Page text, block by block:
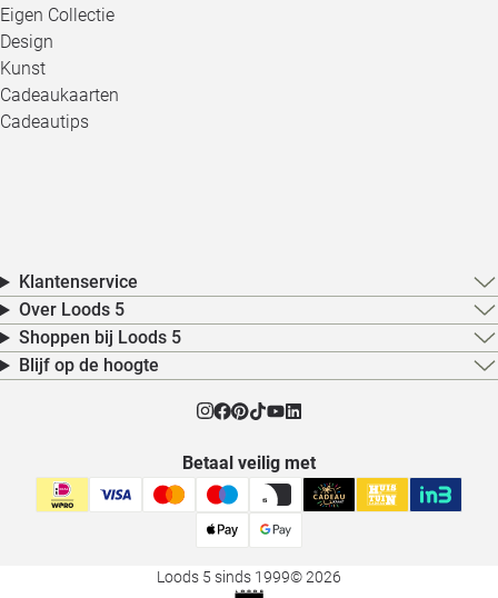
Eigen Collectie
Design
Kunst
Cadeaukaarten
Cadeautips
Klantenservice
Over Loods 5
Shoppen bij Loods 5
Blijf op de hoogte
Betaal veilig met
Loods 5 sinds 1999© 2026